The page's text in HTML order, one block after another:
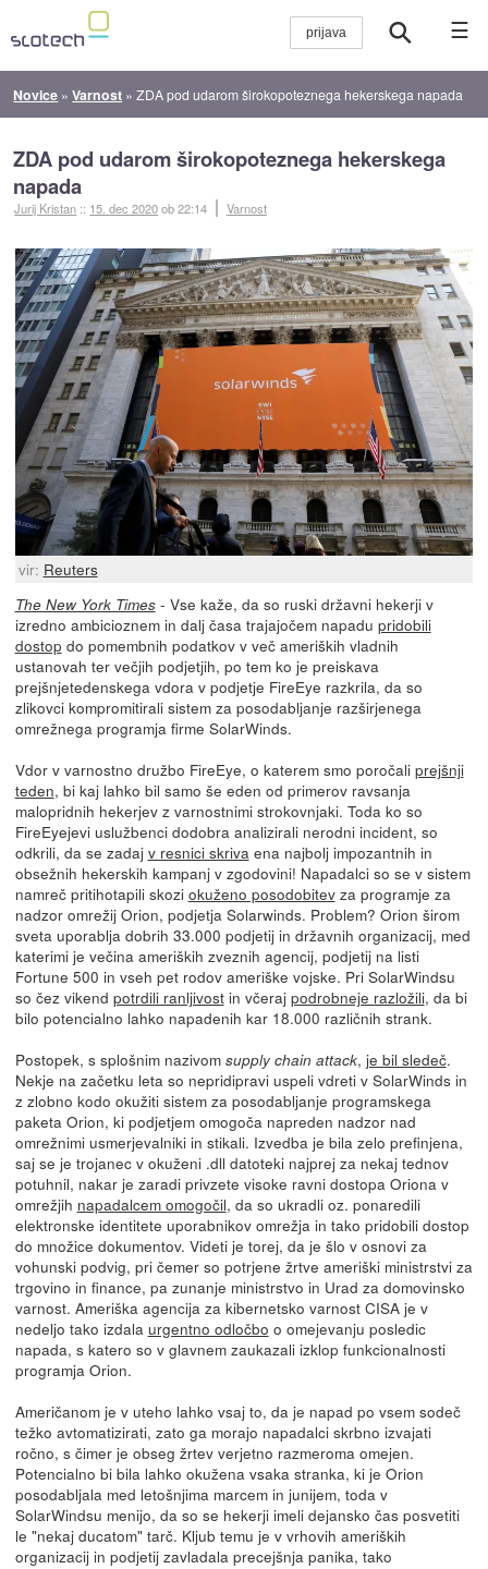
☰
Novice »Varnost »ZDA pod udarom širokopoteznega hekerskega napada
ZDA pod udarom širokopoteznega hekerskega
napada
Jurij Kristan :: 15. dec 2020ob 22:14 Varnost
vir: Reuters
The New York Times- Vse kaže, da so ruski državni hekerji v
izredno ambicioznem in dalj časa trajajočem napadu pridobili
dostop do pomembnih podatkov v več ameriških vladnih
ustanovah ter večjih podjetjih, po tem ko je preiskava
prejšnjetedenskega vdora v podjetje FireEye razkrila, da so
zlikovci kompromitirali sistem za posodabljanje razširjenega
omrežnega programja firme SolarWinds.
Vdor v varnostno družbo FireEye, o katerem smo poročali prejšnji
teden, bi kaj lahko bil samo še eden od primerov ravsanja
malopridnih hekerjev z varnostnimi strokovnjaki. Toda ko so
FireEyejevi uslužbenci dodobra analizirali nerodni incident, so
odkrili, da se zadaj v resnici skriva ena najbolj impozantnih in
obsežnih hekerskih kampanj v zgodovini! Napadalci so se v sistem
namreč pritihotapili skozi okuženo posodobitevza programje za
nadzor omrežij Orion, podjetja Solarwinds. Problem? Orion širom
sveta uporablja dobrih 33.000 podjetij in državnih organizacij, med
katerimi je večina ameriških zveznih agencij, podjetij na listi
Fortune 500 in vseh pet rodov ameriške vojske. Pri SolarWindsu
so čez vikend potrdili ranljivostin včeraj podrobneje razložili, da bi
bilo potencialno lahko napadenih kar 18.000 različnih strank.
Postopek, s splošnim nazivom supply chain attack, je bil sledeč.
Nekje na začetku leta so nepridipravi uspeli vdreti v SolarWinds in
z zlobno kodo okužiti sistem za posodabljanje programskega
paketa Orion, ki podjetjem omogoča napreden nadzor nad
omrežnimi usmerjevalniki in stikali. Izvedba je bila zelo prefinjena,
saj se je trojanec v okuženi .dll datoteki najprej za nekaj tednov
potuhnil, nakar je zaradi privzete visoke ravni dostopa Oriona v
omrežjih napadalcem omogočil, da so ukradli oz. ponaredili
elektronske identitete uporabnikov omrežja in tako pridobili dostop
do množice dokumentov. Videti je torej, da je šlo v osnovi za
vohunski podvig, pri čemer so potrjene žrtve ameriški ministrstvi za
trgovino in finance, pa zunanje ministrstvo in Urad za domovinsko
varnost. Ameriška agencija za kibernetsko varnost CISA je v
nedeljo tako izdala urgentno odločbo o omejevanju posledic
napada, s katero so v glavnem zaukazali izklop funkcionalnosti
programja Orion.
Američanom je v uteho lahko vsaj to, da je napad po vsem sodeč
težko avtomatizirati, zato ga morajo napadalci skrbno izvajati
ročno, s čimer je obseg žrtev verjetno razmeroma omejen.
Potencialno bi bila lahko okužena vsaka stranka, ki je Orion
posodabljala med letošnjima marcem in junijem, toda v
SolarWindsu menijo, da so se hekerji imeli dejansko čas posvetiti
le "nekaj ducatom" tarč. Kljub temu je v vrhovih ameriških
organizacij in podjetij zavladala precejšnja panika, tako